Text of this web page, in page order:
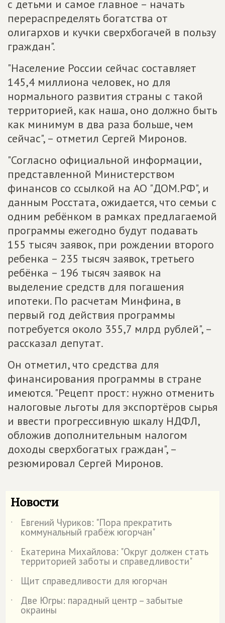
с детьми и самое главное – начать
перераспределять богатства от
олигархов и кучки сверхбогачей в пользу
граждан".
"Население России сейчас составляет
145,4 миллиона человек, но для
нормального развития страны с такой
территорией, как наша, оно должно быть
как минимум в два раза больше, чем
сейчас", – отметил Сергей Миронов.
"Согласно официальной информации,
представленной Министерством
финансов со ссылкой на АО "ДОМ.РФ", и
данным Росстата, ожидается, что семьи с
одним ребёнком в рамках предлагаемой
программы ежегодно будут подавать
155 тысяч заявок, при рождении второго
ребенка – 235 тысяч заявок, третьего
ребёнка – 196 тысяч заявок на
выделение средств для погашения
ипотеки. По расчетам Минфина, в
первый год действия программы
потребуется около 355,7 млрд рублей", –
рассказал депутат.
Он отметил, что средства для
финансирования программы в стране
имеются. "Рецепт прост: нужно отменить
налоговые льготы для экспортёров сырья
и ввести прогрессивную шкалу НДФЛ,
обложив дополнительным налогом
доходы сверхбогатых граждан", –
резюмировал Сергей Миронов.
Новости
˙ Евгений Чуриков: "Пора прекратить
коммунальный грабёж югорчан"
˙
Екатерина Михайлова: "Округ должен стать
территорией заботы и справедливости"
˙
Щит справедливости для югорчан
˙
Две Югры: парадный центр – забытые
окраины